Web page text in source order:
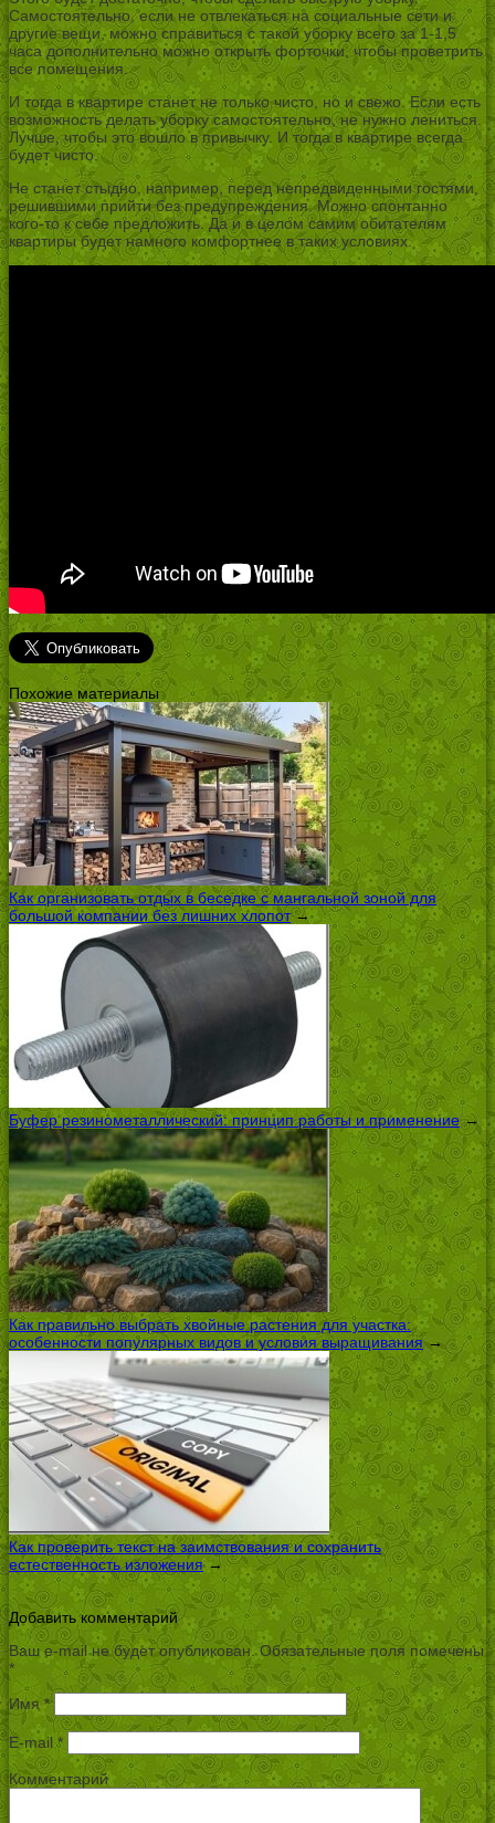
Самостоятельно, если не отвлекаться на социальные сети и
другие вещи, можно справиться с такой уборку всего за 1-1,5
часа дополнительно можно открыть форточки, чтобы проветрить
все помещения.
И тогда в квартире станет не только чисто, но и свежо. Если есть
возможность делать уборку самостоятельно, не нужно лениться.
Лучше, чтобы это вошло в привычку. И тогда в квартире всегда
будет чисто.
Не станет стыдно, например, перед непредвиденными гостями,
решившими прийти без предупреждения. Можно спонтанно
кого-то к себе предложить. Да и в целом самим обитателям
квартиры будет намного комфортнее в таких условиях.
Похожие материалы
Как организовать отдых в беседке с мангальной зоной для
большой компании без лишних хлопот→
Буфер резинометаллический: принцип работы и применение→
Как правильно выбрать хвойные растения для участка:
особенности популярных видов и условия выращивания→
Как проверить текст на заимствования и сохранить
естественность изложения→
Добавить комментарий
Ваш e-mail не будет опубликован.Обязательные поля помечены
*
Имя*
E-mail*
Комментарий